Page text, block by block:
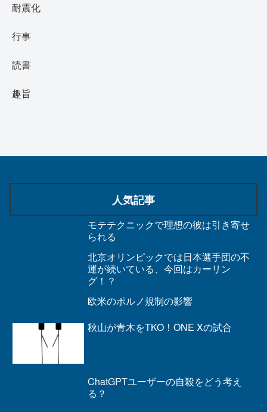
耐震化
行事
読書
趣旨
人気記事
モテテクニックで理想の彼は引き寄せ
られる
北京オリンピックでは日本選手団の不
運が続いている、今回はカーリン
グ！？
欧米のポルノ規制の影響
秋山が青木をTKO！ONE Xの試合
ChatGPTユーザーの自殺をどう考え
る？